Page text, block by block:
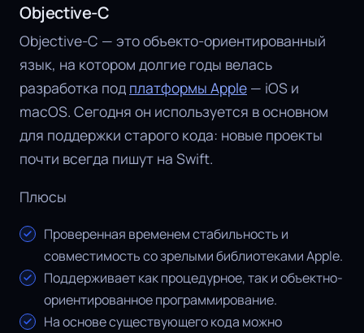
Objective-C
Objective-C — это объекто-ориентированный
язык, на котором долгие годы велась
разработка под платформы Apple — iOS и
macOS. Сегодня он используется в основном
для поддержки старого кода: новые проекты
почти всегда пишут на Swift.
Плюсы
Проверенная временем стабильность и
совместимость со зрелыми библиотеками Apple.
Поддерживает как процедурное, так и объектно-
ориентированное программирование.
На основе существующего кода можно